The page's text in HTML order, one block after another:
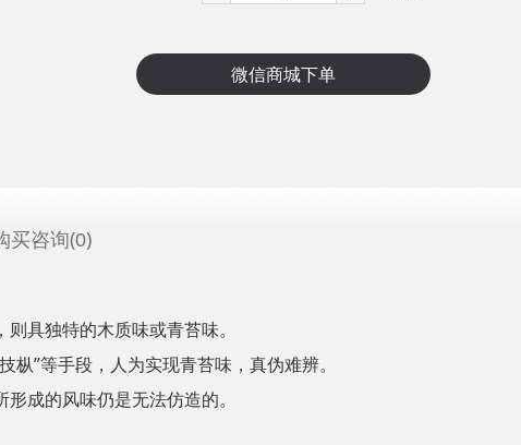
买咨询(0)
具独特的木质味或青苔味。
”等手段，人为实现青苔味，真伪难辨。
成的风味仍是无法仿造的。